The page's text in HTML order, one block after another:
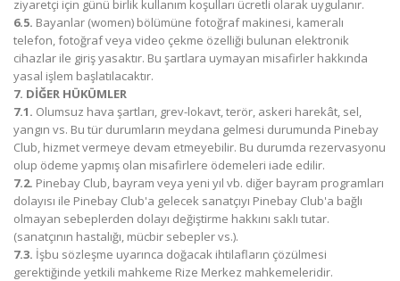
ziyaretçi için günü birlik kullanım koşulları ücretli olarak uygulanır.
6.5. Bayanlar (women) bölümüne fotoğraf makinesi, kameralı
telefon, fotoğraf veya video çekme özelliği bulunan elektronik
cihazlar ile giriş yasaktır. Bu şartlara uymayan misafirler hakkında
yasal işlem başlatılacaktır.
7. DİĞER HÜKÜMLER
7.1. Olumsuz hava şartları, grev-lokavt, terör, askeri harekât, sel,
yangın vs. Bu tür durumların meydana gelmesi durumunda Pinebay
Club, hizmet vermeye devam etmeyebilir. Bu durumda rezervasyonu
olup ödeme yapmış olan misafirlere ödemeleri iade edilir.
7.2. Pinebay Club, bayram veya yeni yıl vb. diğer bayram programları
dolayısı ile Pinebay Club'a gelecek sanatçıyı Pinebay Club'a bağlı
olmayan sebeplerden dolayı değiştirme hakkını saklı tutar.
(sanatçının hastalığı, mücbir sebepler vs.).
7.3. İşbu sözleşme uyarınca doğacak ihtilafların çözülmesi
gerektiğinde yetkili mahkeme Rize Merkez mahkemeleridir.